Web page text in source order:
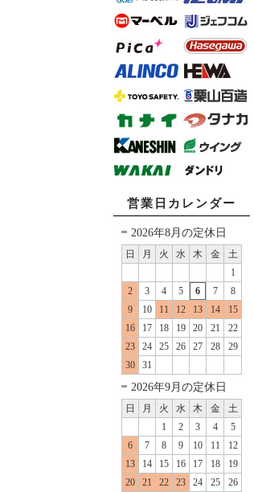
営業日カレンダー
2026年8月の定休日
日 月 火 水 木 金
土
1
2
3 4 5 6 7
8
9
10 11 12 13 14
15
16
17 18 19 20 21
22
23
24 25 26 27 28
29
30
31
2026年9月の定休日
日 月 火 水 木 金
土
1
2 3 4
5
6
7 8 9 10 11
12
13
14 15 16 17 18
19
20
21 22 23 24 25
26